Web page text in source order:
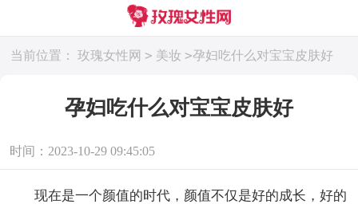
当前位置： 玫瑰女性网 > 美妆 >孕妇吃什么对宝宝皮肤好
孕妇吃什么对宝宝皮肤好
时间：2023-10-29 09:45:05
现在是一个颜值的时代，颜值不仅是好的成长，好的